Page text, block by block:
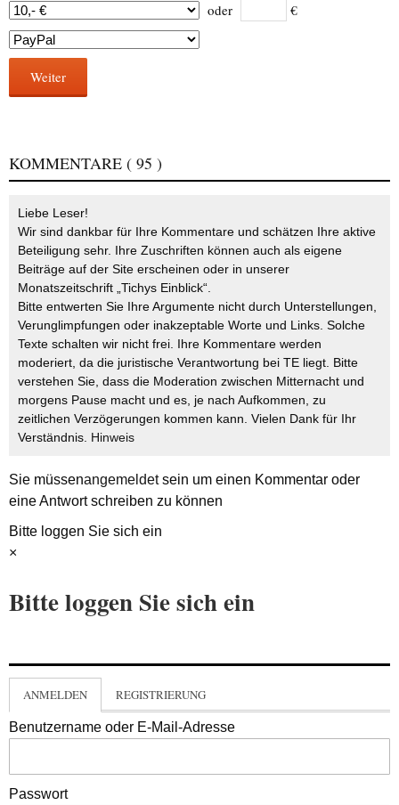
oder €
Weiter
KOMMENTARE ( 95 )
Liebe Leser!
Wir sind dankbar für Ihre Kommentare und schätzen Ihre aktive
Beteiligung sehr. Ihre Zuschriften können auch als eigene
Beiträge auf der Site erscheinen oder in unserer
Monatszeitschrift „Tichys Einblick“.
Bitte entwerten Sie Ihre Argumente nicht durch Unterstellungen,
Verunglimpfungen oder inakzeptable Worte und Links. Solche
Texte schalten wir nicht frei. Ihre Kommentare werden
moderiert, da die juristische Verantwortung bei TE liegt. Bitte
verstehen Sie, dass die Moderation zwischen Mitternacht und
morgens Pause macht und es, je nach Aufkommen, zu
zeitlichen Verzögerungen kommen kann. Vielen Dank für Ihr
Verständnis. Hinweis
Sie müssenangemeldetsein um einen Kommentar oder
eine Antwort schreiben zu können
Bitte loggen Sie sich ein
×
Bitte loggen Sie sich ein
ANMELDEN REGISTRIERUNG
Benutzername oder E-Mail-Adresse
Passwort